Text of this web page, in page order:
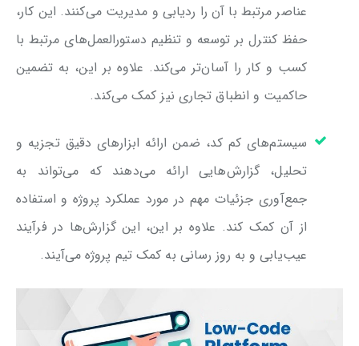
عناصر مرتبط با آن را ردیابی و مدیریت می‌کنند. این کار،
حفظ کنترل بر توسعه و تنظیم دستورالعمل‎‌های مرتبط با
کسب و کار را آسان‌تر می‌کند. علاوه بر این، به تضمین
حاکمیت و انطباق تجاری نیز کمک می‌کند.
سیستم‌های کم کد، ضمن ارائه ابزارهای دقیق تجزیه و
تحلیل، گزارش‌هایی ارائه می‌دهند که می‌تواند به
جمع‌آوری جزئیات مهم در مورد عملکرد پروژه و استفاده
از آن کمک کند. علاوه بر این، این گزارش‌ها در فرآیند
عیب‌یابی و به روز رسانی‌ به کمک تیم پروژه می‌آیند.